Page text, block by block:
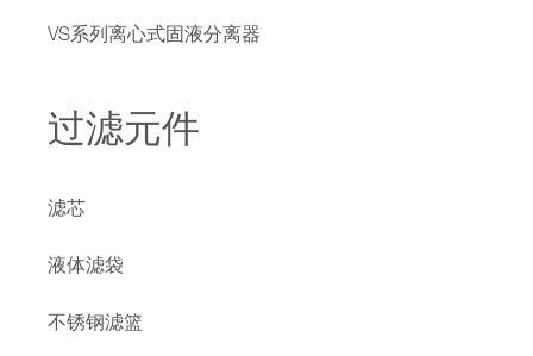
VS系列离心式固液分离器
过滤元件
滤芯
液体滤袋
不锈钢滤篮